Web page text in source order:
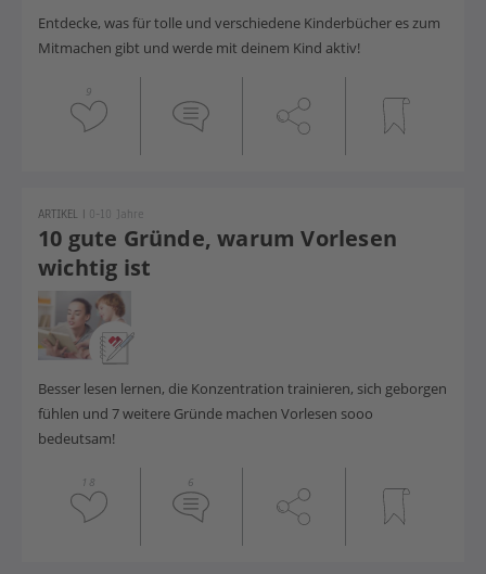
Entdecke, was für tolle und verschiedene Kinderbücher es zum
Mitmachen gibt und werde mit deinem Kind aktiv!
9
10 gute Gründe, warum Vorlesen
wichtig ist
ARTIKEL | 0-10 Jahre
Besser lesen lernen, die Konzentration trainieren, sich geborgen
fühlen und 7 weitere Gründe machen Vorlesen sooo
bedeutsam!
18 6